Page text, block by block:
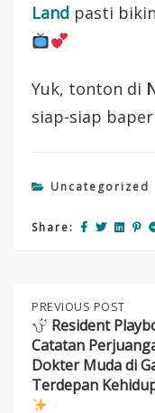
Land pasti
Yuk, tonton di
siap-siap
Uncategorized
Share:
Post
PREVIOUS
POST:
RESIDENT
PLAYBOOK:
CATATAN
PERJUANGAN
PREVIOUS POST
Resident
Catatan
Dokter Muda di
Terdepan